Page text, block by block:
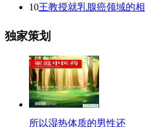
10王教授就乳腺癌领域的相
独家策划
所以湿热体质的男性还